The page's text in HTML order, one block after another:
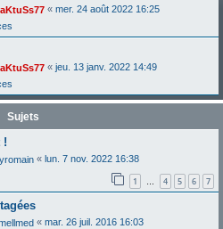
« mer. 24 août 2022 16:25
« jeu. 13 janv. 2022 14:49
Sujets
!
« lun. 7 nov. 2022 16:38
1 … 4 5 6 7
« mar. 26 juil. 2016 16:03